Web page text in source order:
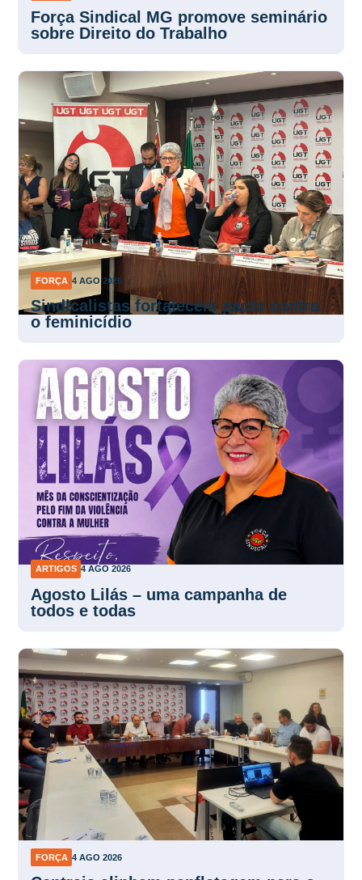
Força Sindical MG promove seminário
sobre Direito do Trabalho
FORÇA 4 AGO 2026
Sindicalistas fortalecem pacto contra
o feminicídio
ARTIGOS 4 AGO 2026
Agosto Lilás – uma campanha de
todos e todas
FORÇA 4 AGO 2026